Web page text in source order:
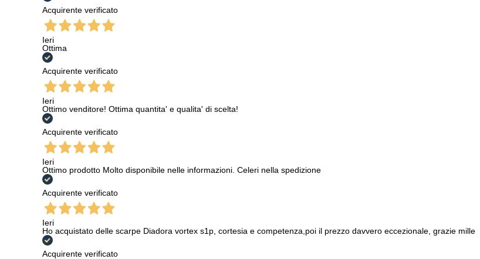
Acquirente verificato
Ieri
Ottima
Acquirente verificato
Ieri
Ottimo venditore! Ottima quantita' e qualita' di scelta!
Acquirente verificato
Ieri
Ottimo prodotto Molto disponibile nelle informazioni. Celeri nella spedizione
Acquirente verificato
Ieri
Ho acquistato delle scarpe Diadora vortex s1p, cortesia e competenza,poi il prezzo davvero eccezionale, grazie mille
Acquirente verificato